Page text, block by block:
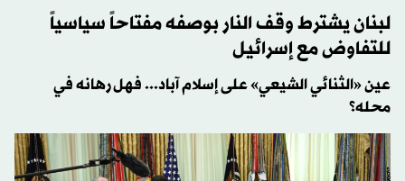
لبنان يشترط وقف النار بوصفه مفتاحاً سياسياً
للتفاوض مع إسرائيل
عين «الثنائي الشيعي» على إسلام آباد... فهل رهانه في
محله؟